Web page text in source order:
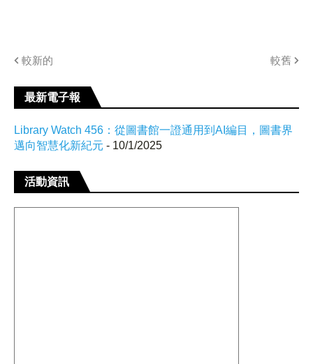
較新的 較舊
最新電子報
Library Watch 456：從圖書館一證通用到AI編目，圖書界
邁向智慧化新紀元 - 10/1/2025
活動資訊